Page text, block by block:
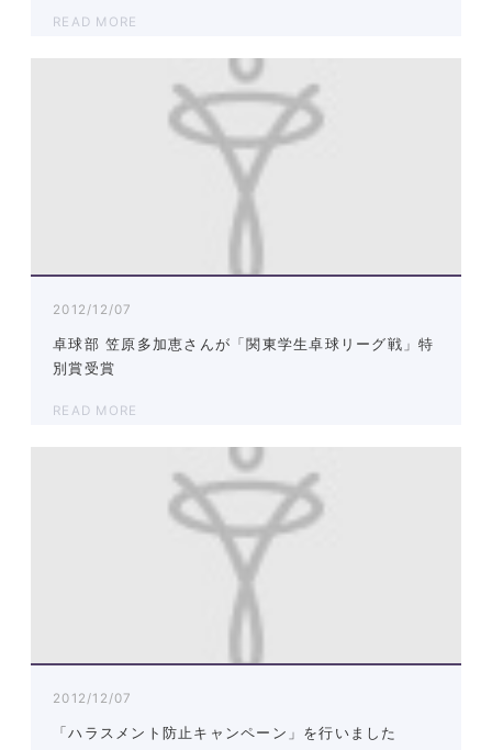
READ MORE
2012/12/07
卓球部 笠原多加恵さんが「関東学生卓球リーグ戦」特
別賞受賞
READ MORE
2012/12/07
「ハラスメント防止キャンペーン」を行いました